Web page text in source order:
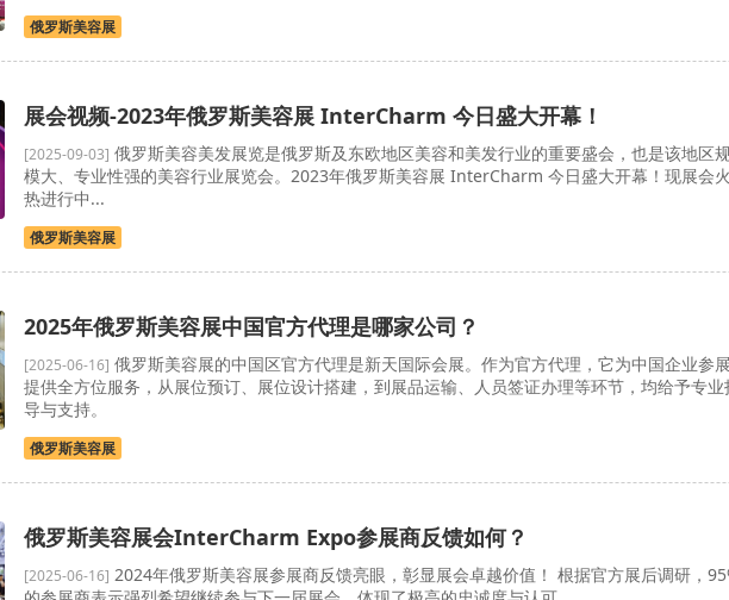
俄罗斯美容展
展会视频-2023年俄罗斯美容展 InterCharm 今日盛大开幕！
[2025-09-03] 俄罗斯美容美发展览是俄罗斯及东欧地区美容和美发行业的重要盛会，也是该地区
模大、专业性强的美容行业展览会。2023年俄罗斯美容展 InterCharm 今日盛大开幕！现展会
热进行中...
俄罗斯美容展
2025年俄罗斯美容展中国官方代理是哪家公司？
[2025-06-16] 俄罗斯美容展的中国区官方代理是新天国际会展。作为官方代理，它为中国企业参
提供全方位服务，从展位预订、展位设计搭建，到展品运输、人员签证办理等环节，均给予专业
导与支持。
俄罗斯美容展
俄罗斯美容展会InterCharm Expo参展商反馈如何？
[2025-06-16] 2024年俄罗斯美容展参展商反馈亮眼，彰显展会卓越价值！ 根据官方展后调研，